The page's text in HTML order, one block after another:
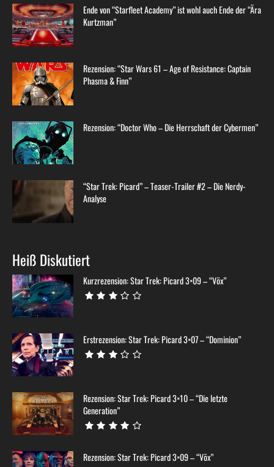
Ende von “Starfleet Academy” ist wohl auch Ende der “Ära
Kurtzman”
Rezension: “Star Wars 61 – Age of Resistance: Captain
Phasma & Finn”
Rezension: “Doctor Who – Die Herrschaft der Cybermen”
“Star Trek: Picard” – Teaser-Trailer #2 – Die Nerdy-
Analyse
Heiß Diskutiert
Kurzrezension: Star Trek: Picard 3×09 – “Võx”
Erstrezension: Star Trek: Picard 3×07 – “Dominion”
Rezension: Star Trek: Picard 3×10 – “Die letzte
Generation”
Rezension: Star Trek: Picard 3×09 – “Võx”